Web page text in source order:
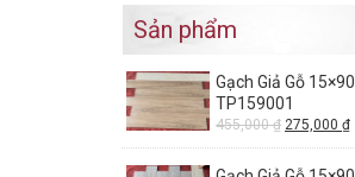
Sản phẩm
Gạch Giả Gỗ 15×90
TP159001
455,000₫ 275,000 ₫